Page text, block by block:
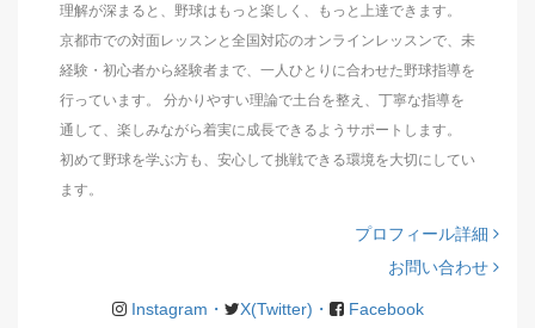
理解が深まると、野球はもっと楽しく、もっと上達できます。
京都市での対面レッスンと全国対応のオンラインレッスンで、未
経験・初心者から経験者まで、一人ひとりに合わせた野球指導を
行っています。 分かりやすい理論で土台を整え、丁寧な指導を
通して、楽しみながら着実に成長できるようサポートします。
初めて野球を学ぶ方も、安心して挑戦できる環境を大切にしてい
ます。
プロフィール詳細
お問い合わせ
Instagram・ X(Twitter)・ Facebook